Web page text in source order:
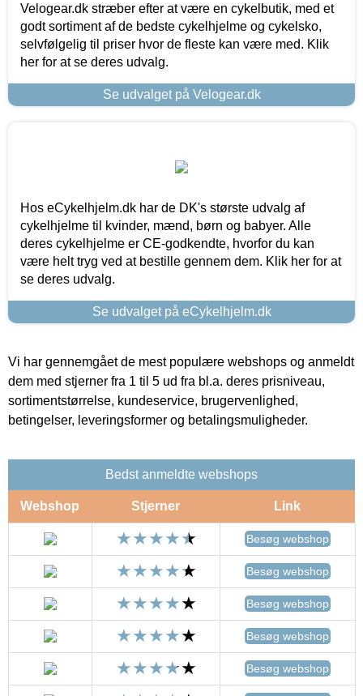
Velogear.dk stræber efter at være en cykelbutik, med et
godt sortiment af de bedste cykelhjelme og cykelsko,
selvfølgelig til priser hvor de fleste kan være med. Klik
her for at se deres udvalg.
Se udvalget på Velogear.dk
Hos eCykelhjelm.dk har de DK's største udvalg af
cykelhjelme til kvinder, mænd, børn og babyer. Alle
deres cykelhjelme er CE-godkendte, hvorfor du kan
være helt tryg ved at bestille gennem dem. Klik her for at
se deres udvalg.
Se udvalget på eCykelhjelm.dk
Vi har gennemgået de mest populære webshops og anmeldt
dem med stjerner fra 1 til 5 ud fra bl.a. deres prisniveau,
sortimentstørrelse, kundeservice, brugervenlighed,
betingelser, leveringsformer og betalingsmuligheder.
Bedst anmeldte webshops
Webshop Stjerner Link
Besøg webshop
Besøg webshop
Besøg webshop
Besøg webshop
Besøg webshop